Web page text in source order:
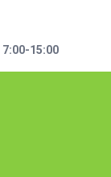
7:00-15:00